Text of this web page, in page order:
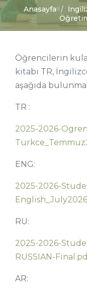
Anasayfa
Öğrencilerin
kitabı TR,
aşağıda
TR :
2025-2026-
ENG:
2025-2026-
RU:
2025-2026-
RUSSIAN-
AR: